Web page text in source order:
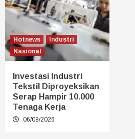
Hotnews
Industri
Nasional
Investasi Industri
Tekstil Diproyeksikan
Serap Hampir 10.000
Tenaga Kerja
06/08/2026